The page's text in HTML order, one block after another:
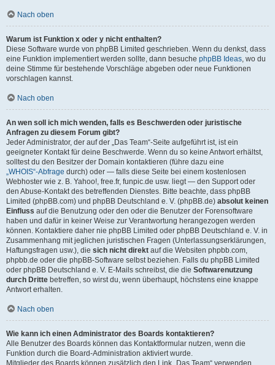
Nach oben
Warum ist Funktion x oder y nicht enthalten?
Diese Software wurde von phpBB Limited geschrieben. Wenn du denkst, dass
eine Funktion implementiert werden sollte, dann besuche phpBB Ideas, wo du
deine Stimme für bestehende Vorschläge abgeben oder neue Funktionen
vorschlagen kannst.
Nach oben
An wen soll ich mich wenden, falls es Beschwerden oder juristische
Anfragen zu diesem Forum gibt?
Jeder Administrator, der auf der „Das Team“-Seite aufgeführt ist, ist ein
geeigneter Kontakt für deine Beschwerde. Wenn du so keine Antwort erhältst,
solltest du den Besitzer der Domain kontaktieren (führe dazu eine
„WHOIS“-Abfrage durch) oder — falls diese Seite bei einem kostenlosen
Webhoster wie z. B. Yahoo!, free.fr, funpic.de usw. liegt — den Support oder
den Abuse-Kontakt des betreffenden Dienstes. Bitte beachte, dass phpBB
Limited (phpBB.com) und phpBB Deutschland e. V. (phpBB.de) absolut keinen
Einfluss auf die Benutzung oder den oder die Benutzer der Forensoftware
haben und dafür in keiner Weise zur Verantwortung herangezogen werden
können. Kontaktiere daher nie phpBB Limited oder phpBB Deutschland e. V. in
Zusammenhang mit jeglichen juristischen Fragen (Unterlassungserklärungen,
Haftungsfragen usw.), die sich nicht direkt auf die Websiten phpbb.com,
phpbb.de oder die phpBB-Software selbst beziehen. Falls du phpBB Limited
oder phpBB Deutschland e. V. E-Mails schreibst, die die Softwarenutzung
durch Dritte betreffen, so wirst du, wenn überhaupt, höchstens eine knappe
Antwort erhalten.
Nach oben
Wie kann ich einen Administrator des Boards kontaktieren?
Alle Benutzer des Boards können das Kontaktformular nutzen, wenn die
Funktion durch die Board-Administration aktiviert wurde.
Mitglieder des Boards können zusätzlich den Link „Das Team“ verwenden.